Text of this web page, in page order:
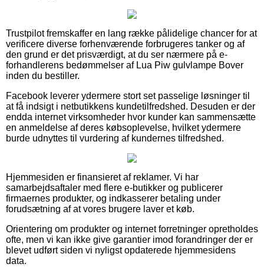
Trustpilot fremskaffer en lang række pålidelige chancer for at
verificere diverse forhenværende forbrugeres tanker og af
den grund er det prisværdigt, at du ser nærmere på e-
forhandlerens bedømmelser af Lua Piw gulvlampe Bover
inden du bestiller.
Facebook leverer ydermere stort set passelige løsninger til
at få indsigt i netbutikkens kundetilfredshed. Desuden er der
endda internet virksomheder hvor kunder kan sammensætte
en anmeldelse af deres købsoplevelse, hvilket ydermere
burde udnyttes til vurdering af kundernes tilfredshed.
Hjemmesiden er finansieret af reklamer. Vi har
samarbejdsaftaler med flere e-butikker og publicerer
firmaernes produkter, og indkasserer betaling under
forudsætning af at vores brugere laver et køb.
Orientering om produkter og internet forretninger opretholdes
ofte, men vi kan ikke give garantier imod forandringer der er
blevet udført siden vi nyligst opdaterede hjemmesidens
data.